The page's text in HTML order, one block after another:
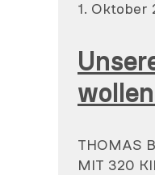
1. Oktober
THOMAS
MIT 320